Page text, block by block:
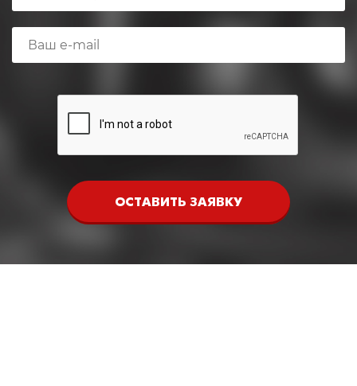
ОСТАВИТЬ ЗАЯВКУ